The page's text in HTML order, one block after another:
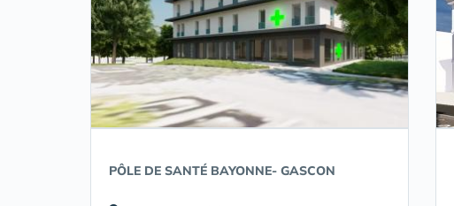
PÔLE DE SANTÉ BAYONNE- GASCON